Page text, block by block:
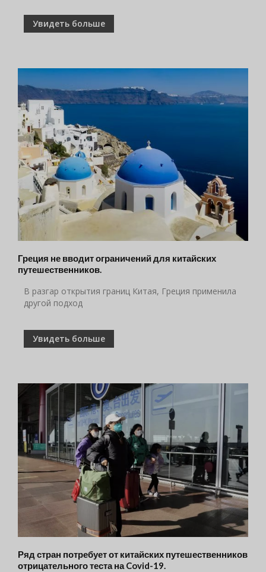
Увидеть больше
Греция не вводит ограничений для китайских
путешественников.
В разгар открытия границ Китая, Греция применила
другой подход
Увидеть больше
Ряд стран потребует от китайских путешественников
отрицательного теста на Covid-19.